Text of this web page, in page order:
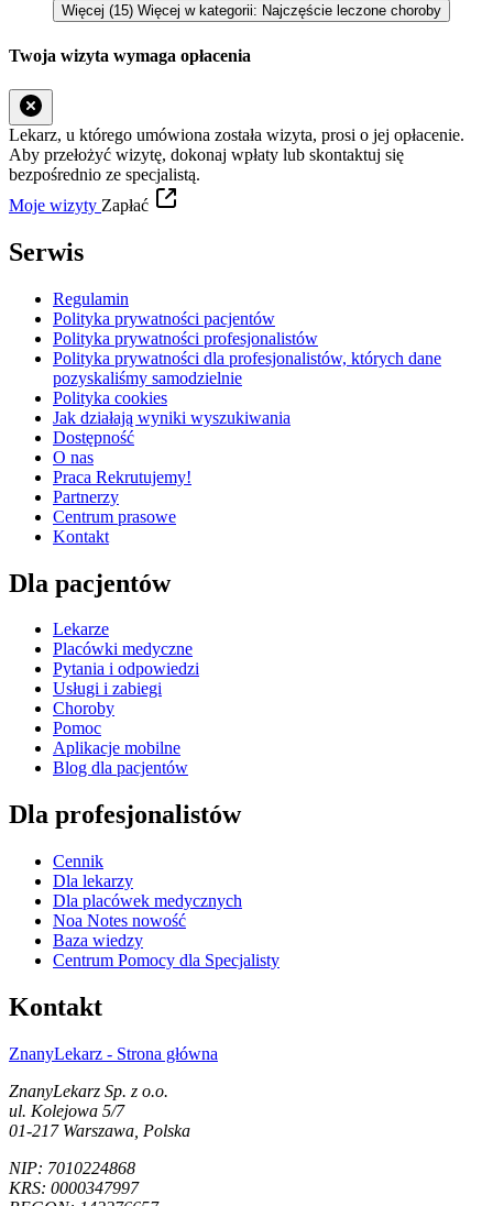
Więcej (15) Więcej w kategorii: Najczęście leczone choroby
Twoja wizyta wymaga opłacenia
Lekarz, u którego umówiona została wizyta, prosi o jej opłacenie.
Aby przełożyć wizytę, dokonaj wpłaty lub skontaktuj się
bezpośrednio ze specjalistą.
Moje wizyty Zapłać
Serwis
Regulamin
Polityka prywatności pacjentów
Polityka prywatności profesjonalistów
Polityka prywatności dla profesjonalistów, których dane
pozyskaliśmy samodzielnie
Polityka cookies
Jak działają wyniki wyszukiwania
Dostępność
O nas
Praca Rekrutujemy!
Partnerzy
Centrum prasowe
Kontakt
Dla pacjentów
Lekarze
Placówki medyczne
Pytania i odpowiedzi
Usługi i zabiegi
Choroby
Pomoc
Aplikacje mobilne
Blog dla pacjentów
Dla profesjonalistów
Cennik
Dla lekarzy
Dla placówek medycznych
Noa Notes nowość
Baza wiedzy
Centrum Pomocy dla Specjalisty
Kontakt
ZnanyLekarz - Strona główna
ZnanyLekarz Sp. z o.o.
ul. Kolejowa 5/7
01-217 Warszawa, Polska
NIP: ⁠7010224868
KRS: ⁠0000347997